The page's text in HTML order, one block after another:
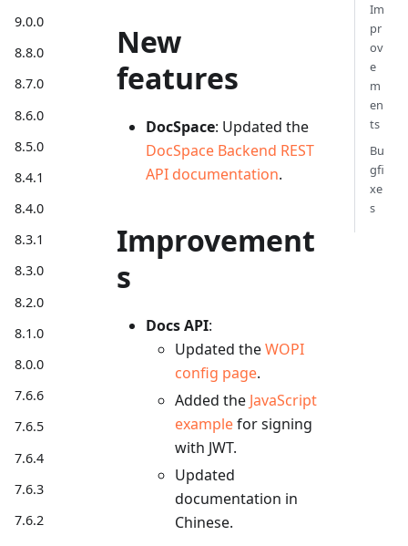
9.0.0
8.8.0
8.7.0
8.6.0
8.5.0
8.4.1
8.4.0
8.3.1
8.3.0
8.2.0
8.1.0
8.0.0
7.6.6
7.6.5
7.6.4
7.6.3
7.6.2
New
features
DocSpace: Updated the
DocSpace Backend REST
API documentation.
Improvement
s
Docs API:
Updated theWOPI
config page.
Added the JavaScript
examplefor signing
with JWT.
Updated
documentation in
Chinese.
Im
pr
ov
e
m
en
ts
Bu
gfi
xe
s